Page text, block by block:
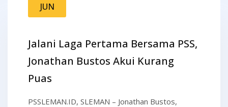
JUN
Jalani Laga Pertama Bersama PSS,
Jonathan Bustos Akui Kurang
Puas
PSSLEMAN.ID, SLEMAN – Jonathan Bustos,